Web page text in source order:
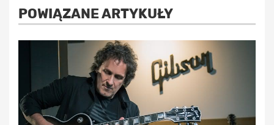
POWIĄZANE ARTYKUŁY